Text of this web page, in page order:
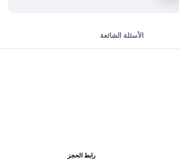
الأسئلة الشائعة
رابط الحجز